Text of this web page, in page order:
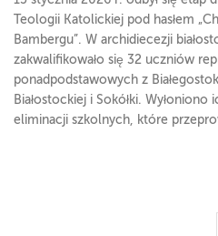
Teologii Katolickiej pod hasłem
Bambergu”. W archidiecezji
zakwalifikowało się 32 uczniów
ponadpodstawowych z
Białostockiej i Sokółki.
eliminacji szkolnych, które